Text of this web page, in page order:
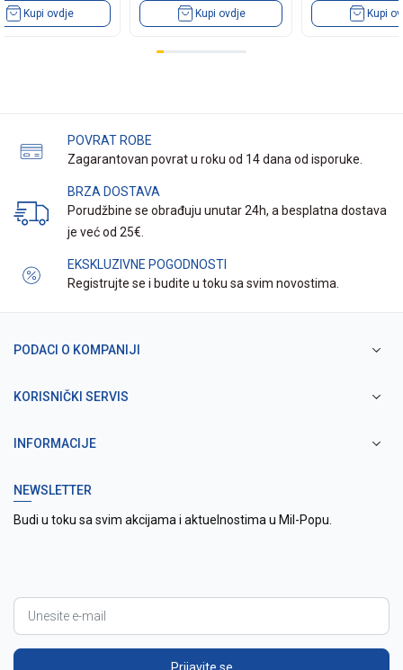
Kupi ovdje Kupi ovdje Kupi
POVRAT ROBE
Zagarantovan povrat u roku od 14 dana od isporuke.
BRZA DOSTAVA
Porudžbine se obrađuju unutar 24h, a besplatna dostava
je već od 25€.
EKSKLUZIVNE POGODNOSTI
Registrujte se i budite u toku sa svim novostima.
PODACI O KOMPANIJI
KORISNIČKI SERVIS
INFORMACIJE
NEWSLETTER
Budi u toku sa svim akcijama i aktuelnostima u Mil-Popu.